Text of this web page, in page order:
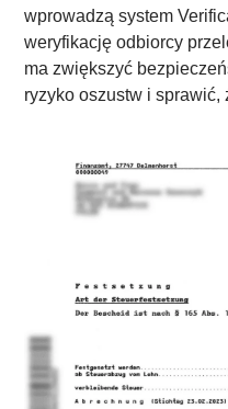
wprowadzą system
weryfikację odbiorcy
ma zwiększyć
ryzyko oszustw i sprawić,